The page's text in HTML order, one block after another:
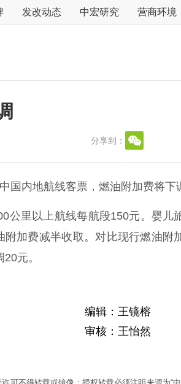
发改动态 中宏研究 营商环境
分享到：
国内地航线客票，燃油附加费将下
里以上航线每航段150元。婴儿
加费减半收取。对比现行燃油附
元。
编辑：王镜榕
审核：王怡然